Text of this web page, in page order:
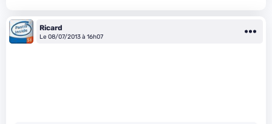
Ricard
Le 08/07/2013 à 16h07